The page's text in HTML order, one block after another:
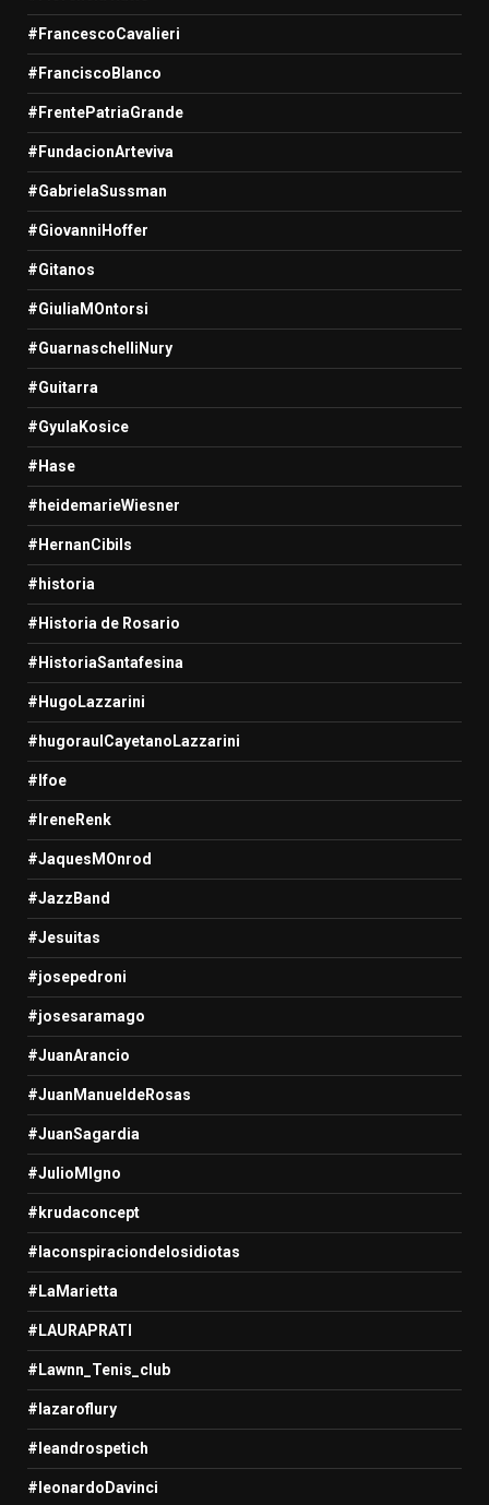
#FrancescoCavalieri
#FranciscoBlanco
#FrentePatriaGrande
#FundacionArteviva
#GabrielaSussman
#GiovanniHoffer
#Gitanos
#GiuliaMOntorsi
#GuarnaschelliNury
#Guitarra
#GyulaKosice
#Hase
#heidemarieWiesner
#HernanCibils
#historia
#Historia de Rosario
#HistoriaSantafesina
#HugoLazzarini
#hugoraulCayetanoLazzarini
#Ifoe
#IreneRenk
#JaquesMOnrod
#JazzBand
#Jesuitas
#josepedroni
#josesaramago
#JuanArancio
#JuanManueldeRosas
#JuanSagardia
#JulioMIgno
#krudaconcept
#laconspiraciondelosidiotas
#LaMarietta
#LAURAPRATI
#Lawnn_Tenis_club
#lazaroflury
#leandrospetich
#leonardoDavinci